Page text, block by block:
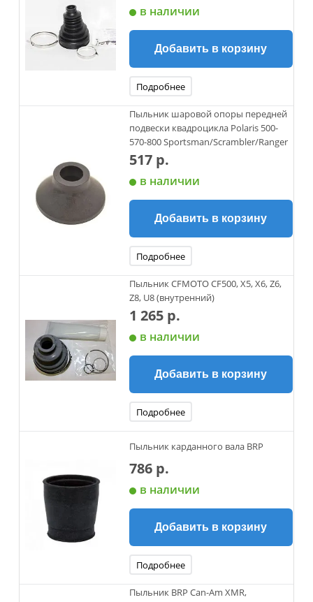
в наличии
Добавить в корзину
Подробнее
Пыльник шаровой опоры передней
подвески квадроцикла Polaris 500-
570-800 Sportsman/Scrambler/Ranger
517 р.
в наличии
Добавить в корзину
Подробнее
Пыльник CFMOTO CF500, X5, X6, Z6,
Z8, U8 (внутренний)
1 265 р.
в наличии
Добавить в корзину
Подробнее
Пыльник карданного вала BRP
786 р.
в наличии
Добавить в корзину
Подробнее
Пыльник BRP Can-Am XMR,